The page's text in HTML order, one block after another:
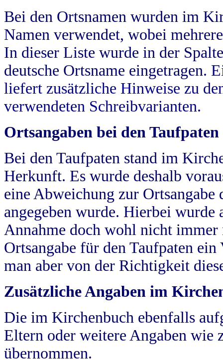
Bei den Ortsnamen wurden im
Namen verwendet, wobei
In dieser Liste wurde in der
deutsche Ortsname eingetragen.
liefert zusätzliche Hinweise zu
verwendeten Schreibvarianten.
Ortsangaben bei den Taufpaten
Bei den Taufpaten stand im
Herkunft. Es wurde deshalb
eine Abweichung zur
angegeben wurde. Hierbei wurde
Annahme doch wohl nicht
Ortsangabe für den Taufpaten
man aber von der Richtigkeit
Zusätzliche Angaben im
Die im Kirchenbuch ebenfalls
Eltern oder weitere Angaben wie
übernommen.